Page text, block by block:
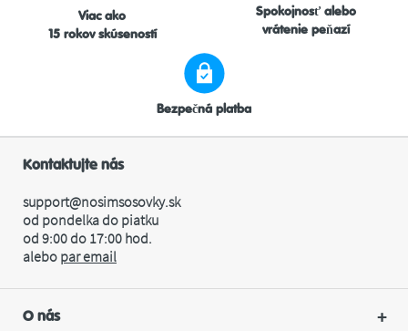
Viac ako
15 rokov skúseností
Bezpečná platba
Spokojnosť alebo
vrátenie peňazí
Kontaktujte nás
support@nosimsosovky.sk
od pondelka do piatku
od 9:00 do 17:00 hod.
alebo paremail
O nás